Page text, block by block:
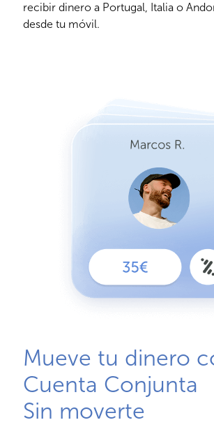
recibir dinero a Portugal, Italia o
desde tu móvil.
Mueve tu dinero
Cuenta Conjunta
Sin moverte